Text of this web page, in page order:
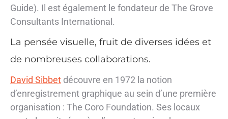
Guide). Il est également le fondateur de The Grove
Consultants International.
La pensée visuelle, fruit de diverses idées et
de nombreuses collaborations.
David Sibbet découvre en 1972 la notion
d’enregistrement graphique au sein d’une première
organisation : The Coro Foundation. Ses locaux